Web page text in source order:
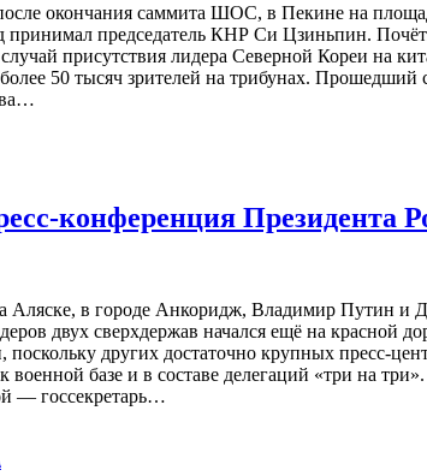
окончания саммита ШОС, в Пекине на
председатель КНР Си Цзиньпин.
присутствия лидера Северной Кореи на
50 тысяч зрителей на трибунах.
конференция Президента
Аляске, в городе Анкоридж, Владимир Путин
двух сверхдержав начался ещё на
других достаточно крупных пресс-
военной базе и в составе делегаций «три на
— госсекретарь…